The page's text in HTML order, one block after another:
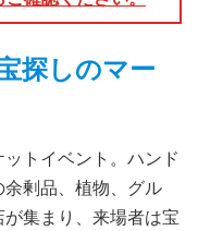
探しのマー
トイベント。ハンド
剰品、植物、グル
集まり、来場者は宝